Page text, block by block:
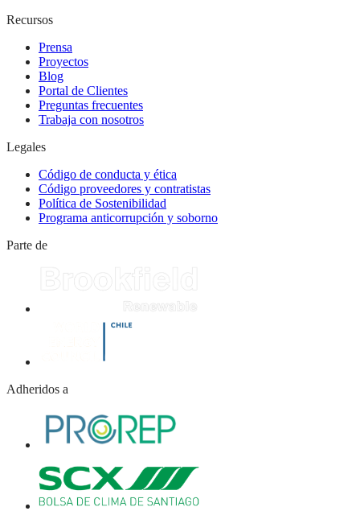
Recursos
Prensa
Proyectos
Blog
Portal de Clientes
Preguntas frecuentes
Trabaja con nosotros
Legales
Código de conducta y ética
Código proveedores y contratistas
Política de Sostenibilidad
Programa anticorrupción y soborno
Parte de
Adheridos a